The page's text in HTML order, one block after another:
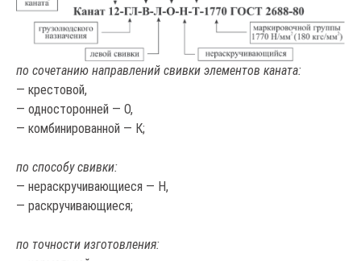
по сочетанию направлений свивки элементов каната:
— крестовой,
— односторонней — О,
— комбинированной — К;
по способу свивки:
— нераскручивающиеся — Н,
— раскручивающиеся;
по точности изготовления: